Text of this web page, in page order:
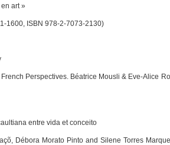
art »
1600, ISBN 978-2-7073-2130)
Perspectives . Béatrice Mousli & Eve-Alice
entre vida et conceito
, Débora Morato Pinto and Silene Torres